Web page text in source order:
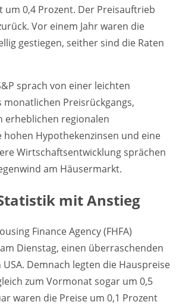
um 0,4 Prozent. Der Preisauftrieb
Vor einem Jahr waren die
gestiegen, seither sind die Raten
sprach von einer leichten
monatlichen Preisrückgangs,
erheblichen regionalen
hohen Hypothekenzinsen und eine
Wirtschaftsentwicklung sprächen
am Häusermarkt.
mit Anstieg
Finance Agency (FHFA)
Dienstag, einen überraschenden
Demnach legten die Hauspreise
zum Vormonat sogar um 0,5
waren die Preise um 0,1 Prozent